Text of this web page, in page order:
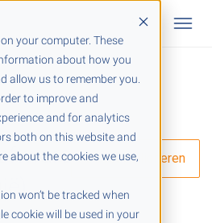
your computer. These
about how you
allow us to remember you.
to improve and
and for analytics
both on this website and
about the cookies we use,
won’t be tracked when
cookie will be used in your
Direct solliciteren